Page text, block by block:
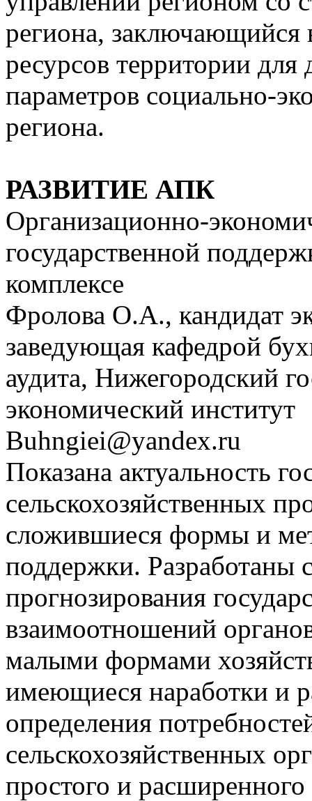
региона, заключающийся
ресурсов территории
параметров социально-
региона.
РАЗВИТИЕ АПК
Организационно-
государственной
комплексе
Фролова О.А., кандидат
заведующая кафедрой
аудита, Нижегородский
экономический институт
Buhngiei@yandex.ru
Показана актуальность
сельскохозяйственных
сложившиеся формы и
поддержки. Разработаны
прогнозирования
взаимоотношений
малыми формами
имеющиеся наработки и
определения
сельскохозяйственных
простого и расширенного